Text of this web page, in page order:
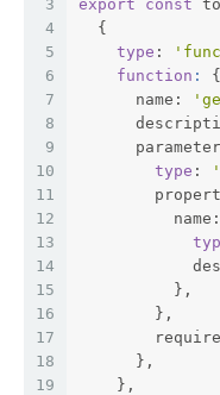
3
4
5
6
7
8
9
10
11
12
13
14
15
16
17
18
19
export const
  {
type :
function : {
      name:
type :
          },
        },
      },
    },